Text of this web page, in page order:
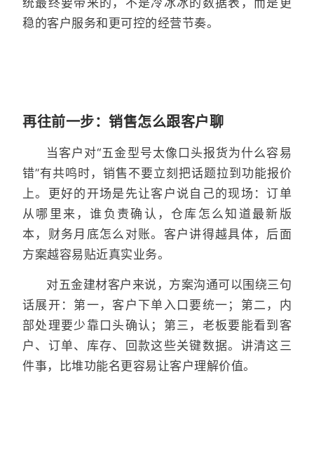
统最终要带来的，不是冷冰冰的数据表，而是更
稳的客户服务和更可控的经营节奏。
再往前一步：销售怎么跟客户聊
当客户对“五金型号太像口头报货为什么容易
错”有共鸣时，销售不要立刻把话题拉到功能报价
上。更好的开场是先让客户说自己的现场：订单
从哪里来，谁负责确认，仓库怎么知道最新版
本，财务月底怎么对账。客户讲得越具体，后面
方案越容易贴近真实业务。
对五金建材客户来说，方案沟通可以围绕三句
话展开：第一，客户下单入口要统一；第二，内
部处理要少靠口头确认；第三，老板要能看到客
户、订单、库存、回款这些关键数据。讲清这三
件事，比堆功能名更容易让客户理解价值。